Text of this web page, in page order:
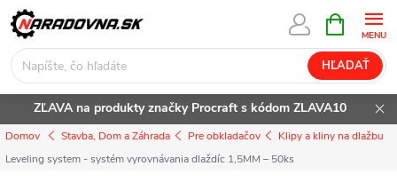
Prejsť
na
obsah
HĽADAŤ
KOŠÍK
ZĽAVA na produkty značky Procraft s kódom ZLAVA10
Domov Stavba, Dom a Záhrada Pre obkladačov
Klipy a kliny na dlažbu
Leveling system - systém vyrovnávania dlaždíc 1,5MM – 50ks